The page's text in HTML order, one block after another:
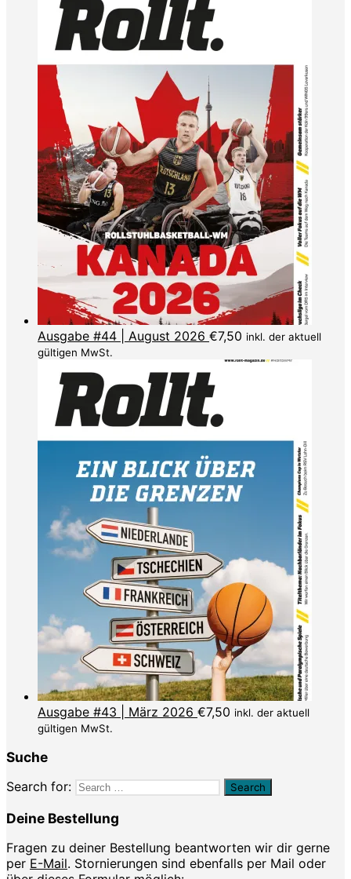
Ausgabe #44 | August 2026 €7,50 inkl. der aktuell
gültigen MwSt.
Ausgabe #43 | März 2026 €7,50 inkl. der aktuell
gültigen MwSt.
Suche
Search for:
Deine Bestellung
Fragen zu deiner Bestellung beantworten wir dir gerne
per E-Mail. Stornierungen sind ebenfalls per Mail oder